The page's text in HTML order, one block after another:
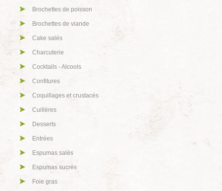
Brochettes de poisson
Brochettes de viande
Cake salés
Charcuterie
Cocktails - Alcools
Confitures
Coquillages et crustacés
Cuillères
Desserts
Entrées
Espumas salés
Espumas sucrés
Foie gras